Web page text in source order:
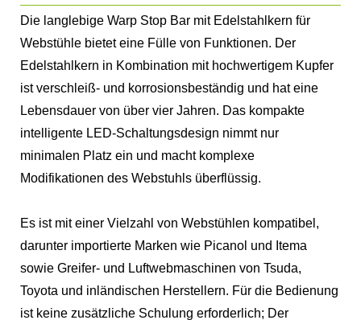
Die langlebige Warp Stop Bar mit Edelstahlkern für
Webstühle bietet eine Fülle von Funktionen. Der
Edelstahlkern in Kombination mit hochwertigem Kupfer
ist verschleiß- und korrosionsbeständig und hat eine
Lebensdauer von über vier Jahren. Das kompakte
intelligente LED-Schaltungsdesign nimmt nur
minimalen Platz ein und macht komplexe
Modifikationen des Webstuhls überflüssig.
Es ist mit einer Vielzahl von Webstühlen kompatibel,
darunter importierte Marken wie Picanol und Itema
sowie Greifer- und Luftwebmaschinen von Tsuda,
Toyota und inländischen Herstellern. Für die Bedienung
ist keine zusätzliche Schulung erforderlich; Der